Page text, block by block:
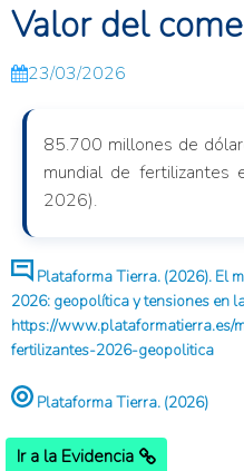
Valor del
23/03/2026
85.700 millones de
mundial de fertilizantes
2026).
Plataforma Tierra. (2026). El
2026: geopolítica y tensiones en
https://www.plataformatierra.es/
fertilizantes-2026-geopolitica
Plataforma Tierra. (2026)
Ir a la Evidencia